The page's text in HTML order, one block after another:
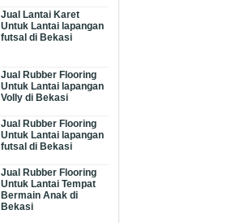
Jual Lantai Karet
Untuk Lantai lapangan
futsal di Bekasi
Jual Rubber Flooring
Untuk Lantai lapangan
Volly di Bekasi
Jual Rubber Flooring
Untuk Lantai lapangan
futsal di Bekasi
Jual Rubber Flooring
Untuk Lantai Tempat
Bermain Anak di
Bekasi